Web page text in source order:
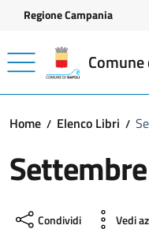
Vai ai contenuti
Vai al footer
Regione Campania
Home Elenco Libri
Settembre
Condividi Vedi